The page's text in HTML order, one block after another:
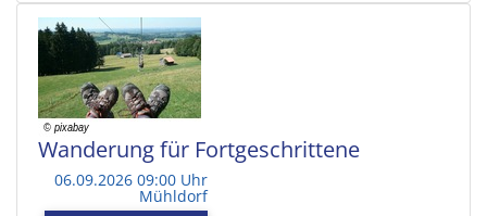
Wanderung für Fortgeschrittene
06.09.2026 09:00 Uhr
Mühldorf